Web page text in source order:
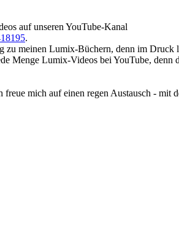
auf unseren YouTube-Kanal
.
meinen Lumix-Büchern, denn im Druck
Menge Lumix-Videos bei YouTube, denn
mich auf einen regen Austausch - mit